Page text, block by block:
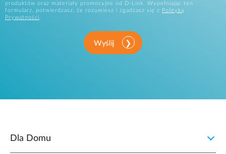
produktów oraz materiały promocyjne od D-Link. Wypełniając ten
formularz, potwierdzasz, że rozumiesz i zgadzasz się z
Polityką
Prywatności.
Wyślij
Dla Domu